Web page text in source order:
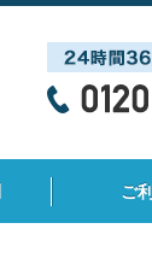
ご